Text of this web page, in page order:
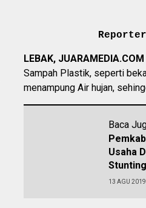
LEBAK, JUARAMEDIA.COM
Sampah Plastik, seperti
menampung Air hujan,
Baca
Usaha
Stunting
13 AGU 2019